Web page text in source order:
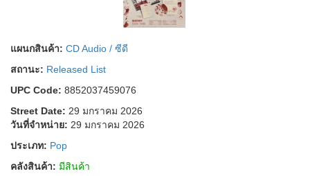
แผนกสินค้า: CD Audio / ซีดี
สถานะ: Released List
UPC Code: 8852037459076
Street Date: 29 มกราคม 2026
วันที่จำหน่าย: 29 มกราคม 2026
ประเภท: Pop
คลังสินค้า: มีสินค้า